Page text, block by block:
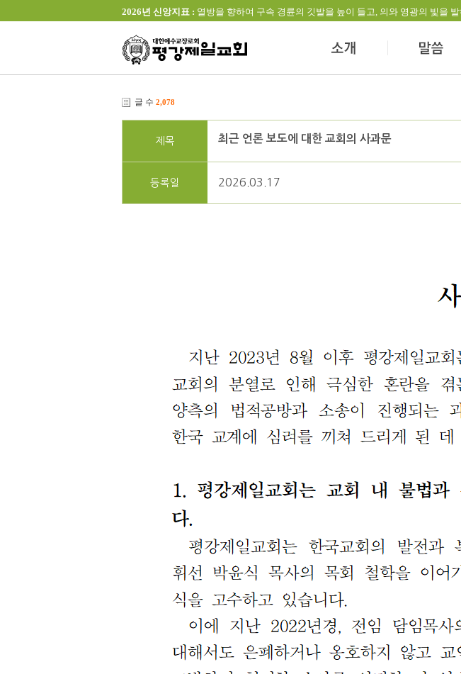
2026년 신앙지표 : 열방을 향하여 구속 경륜의 깃발을 높이 들고, 의와 영광의 빛을
글 수 2,078
제목 최근 언론 보도에 대한 교회의 사과문
등록일 2026.03.17